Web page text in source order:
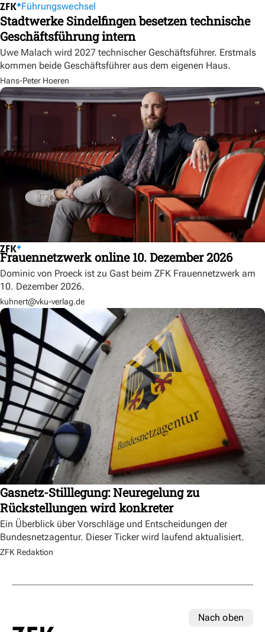
Führungswechsel
Stadtwerke Sindelfingen besetzen technische
Geschäftsführung intern
Uwe Malach wird 2027 technischer Geschäftsführer. Erstmals
kommen beide Geschäftsführer aus dem eigenen Haus.
Hans-Peter Hoeren
Frauennetzwerk online 10. Dezember 2026
Dominic von Proeck ist zu Gast beim ZFK Frauennetzwerk am
10. Dezember 2026.
kuhnert@vku-verlag.de
Gasnetz-Stilllegung: Neuregelung zu
Rückstellungen wird konkreter
Ein Überblick über Vorschläge und Entscheidungen der
Bundesnetzagentur. Dieser Ticker wird laufend aktualisiert.
ZFK Redaktion
Nach oben